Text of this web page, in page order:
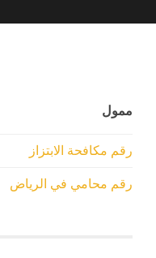
ممول
رقم مكافحة الابتزاز
رقم محامي في الرياض